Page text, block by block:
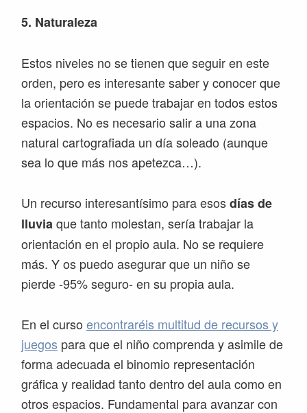
5. Naturaleza
Estos niveles no se tienen que seguir en este
orden, pero es interesante saber y conocer que
la orientación se puede trabajar en todos estos
espacios. No es necesario salir a una zona
natural cartografiada un día soleado (aunque
sea lo que más nos apetezca…).
Un recurso interesantísimo para esosdías de
lluviaque tanto molestan, sería trabajar la
orientación en el propio aula. No se requiere
más. Y os puedo asegurar que un niño se
pierde -95% seguro- en su propia aula.
En el curso encontraréis multitud de recursos y
juegos para que el niño comprenda y asimile de
forma adecuada el binomio representación
gráfica y realidad tanto dentro del aula como en
otros espacios. Fundamental para avanzar con